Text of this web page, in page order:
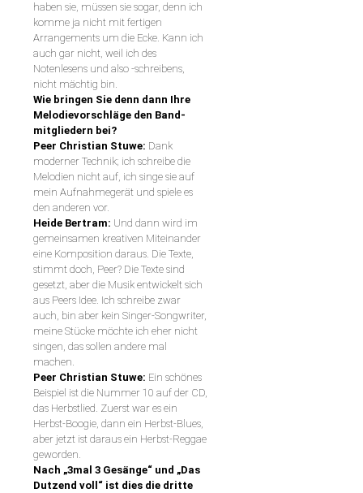
haben sie, müssen sie sogar, denn ich
komme ja nicht mit fertigen
Arrangements um die Ecke. Kann ich
auch gar nicht, weil ich des
Notenlesens und also -schreibens,
nicht mächtig bin.
Wie bringen Sie denn dann Ihre
Melodievorschläge den Band-
mitgliedern bei?
Peer Christian Stuwe: Dank
moderner Technik; ich schreibe die
Melodien nicht auf, ich singe sie auf
mein Aufnahmegerät und spiele es
den anderen vor.
Heide Bertram: Und dann wird im
gemeinsamen kreativen Miteinander
eine Komposition daraus. Die Texte,
stimmt doch, Peer? Die Texte sind
gesetzt, aber die Musik entwickelt sich
aus Peers Idee. Ich schreibe zwar
auch, bin aber kein Singer-Songwriter,
meine Stücke möchte ich eher nicht
singen, das sollen andere mal
machen.
Peer Christian Stuwe: Ein schönes
Beispiel ist die Nummer 10 auf der CD,
das Herbstlied. Zuerst war es ein
Herbst-Boogie, dann ein Herbst-Blues,
aber jetzt ist daraus ein Herbst-Reggae
geworden.
Nach „3mal 3 Gesänge“ und „Das
Dutzend voll“ ist dies die dritte